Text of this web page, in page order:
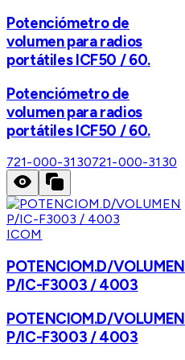
Potenciómetro de
volumen para radios
portátiles ICF50 / 60.
Potenciómetro de
volumen para radios
portátiles ICF50 / 60.
721-000-3130721-000-3130
ICOM
POTENCIOM.D/VOLUMEN
P/IC-F3003 / 4003
POTENCIOM.D/VOLUMEN
P/IC-F3003 / 4003